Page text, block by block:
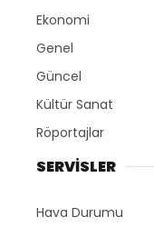
Ekonomi
Genel
Güncel
Kültür Sanat
Röportajlar
SERVİSLER
Hava Durumu